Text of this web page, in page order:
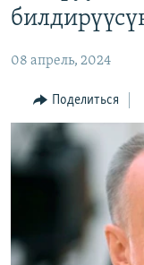
Вернутся
главной
навигации
Вернутся
поиску
КОНТАКТЫ
НАСТОЯЩЕЕ ВРЕМЯ
МИГРАНТ МЕДИА
08 апрель, 2024
Поделиться